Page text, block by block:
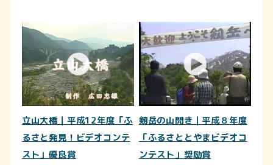
立山大橋｜平成12年度「ふ
るさと発見！ビデオコンテ
スト」優良賞
剱岳の山開き｜平成８年度
「ふるさととやまビデオコ
ンテスト」奨励賞